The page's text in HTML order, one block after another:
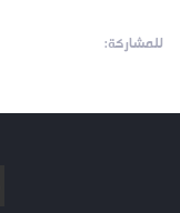
للمشاركة: